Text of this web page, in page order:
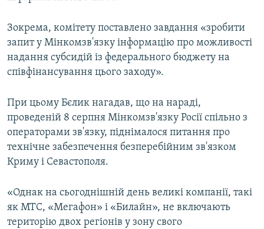
Зокрема, комітету поставлено завдання «зробити
запит у Мінкомзв'язку інформацію про можливості
надання субсидій із федерального бюджету на
співфінансування цього заходу».
При цьому Бєлик нагадав, що на нараді,
проведеній 8 серпня Мінкомзв'язку Росії спільно з
операторами зв'язку, піднімалося питання про
технічне забезпечення безперебійним зв'язком
Криму і Севастополя.
«Однак на сьогоднішній день великі компанії, такі
як МТС, «Мегафон» і «Билайн», не включають
територію двох регіонів у зону свого